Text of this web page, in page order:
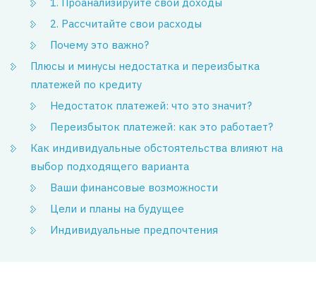
2. Рассчитайте свои расходы
Почему это важно?
Плюсы и минусы недостатка и переизбытка
платежей по кредиту
Недостаток платежей: что это значит?
Переизбыток платежей: как это работает?
Как индивидуальные обстоятельства влияют на
выбор подходящего варианта
Ваши финансовые возможности
Цели и планы на будущее
Индивидуальные предпочтения